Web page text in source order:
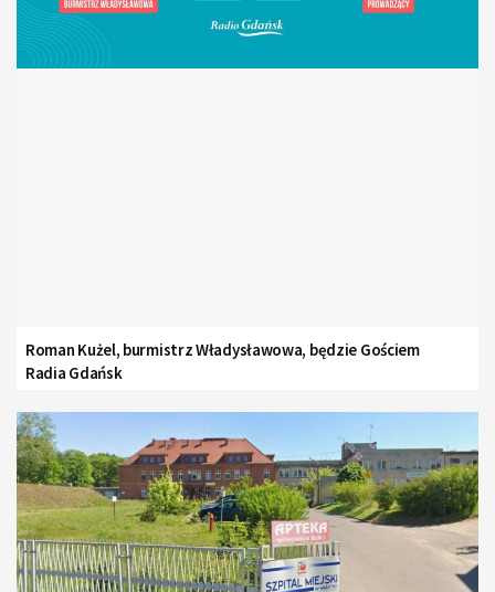
Roman Kużel, burmistrz Władysławowa, będzie Gościem
Radia Gdańsk